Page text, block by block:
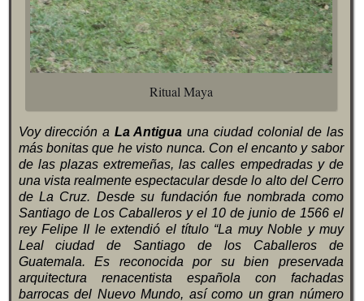
Ritual Maya
Voy dirección a La Antiguauna ciudad colonial de las
más bonitas que he visto nunca. Con el encanto y sabor
de las plazas extremeñas, las calles empedradas y de
una vista realmente espectacular desde lo alto del Cerro
de La Cruz. Desde su fundación fue nombrada como
Santiago de Los Caballeros y el 10 de junio de 1566 el
rey Felipe II le extendió el título “La muy Noble y muy
Leal ciudad de Santiago de los Caballeros de
Guatemala. Es reconocida por su bien preservada
arquitectura renacentista española con fachadas
barrocas del Nuevo Mundo, así como un gran número